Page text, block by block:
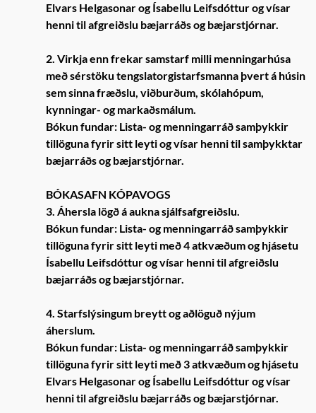
Elvars Helgasonar og Ísabellu Leifsdóttur og vísar
henni til afgreiðslu bæjarráðs og bæjarstjórnar.
2. Virkja enn frekar samstarf milli menningarhúsa
með sérstöku tengslatorgistarfsmanna þvert á húsin
sem sinna fræðslu, viðburðum, skólahópum,
kynningar- og markaðsmálum.
Bókun fundar: Lista- og menningarráð samþykkir
tillöguna fyrir sitt leyti og vísar henni til samþykktar
bæjarráðs og bæjarstjórnar.
BÓKASAFN KÓPAVOGS
3. Áhersla lögð á aukna sjálfsafgreiðslu.
Bókun fundar: Lista- og menningarráð samþykkir
tillöguna fyrir sitt leyti með 4 atkvæðum og hjásetu
Ísabellu Leifsdóttur og vísar henni til afgreiðslu
bæjarráðs og bæjarstjórnar.
4. Starfslýsingum breytt og aðlöguð nýjum
áherslum.
Bókun fundar: Lista- og menningarráð samþykkir
tillöguna fyrir sitt leyti með 3 atkvæðum og hjásetu
Elvars Helgasonar og Ísabellu Leifsdóttur og vísar
henni til afgreiðslu bæjarráðs og bæjarstjórnar.